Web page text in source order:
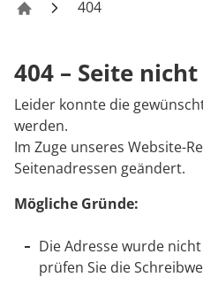
MEDIAN Kliniken
404
404 – Seite
Leider konnte die
werden.
Im Zuge unseres Website-
Seitenadressen geändert.
Mögliche Gründe:
Die Adresse wurde
prüfen Sie die